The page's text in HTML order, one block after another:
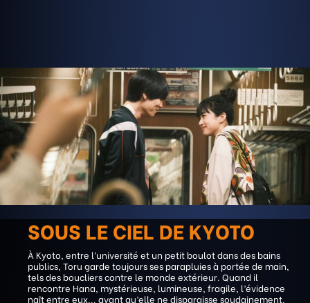
SOUS LE CIEL DE KYOTO
À Kyoto, entre l’université et un petit boulot dans des bains
publics, Toru garde toujours ses parapluies à portée de main,
tels des boucliers contre le monde extérieur. Quand il
rencontre Hana, mystérieuse, lumineuse, fragile, l’évidence
naît entre eux... avant qu’elle ne disparaisse soudainement.